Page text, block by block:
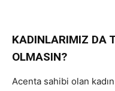
KADINLARIMIZ DA
OLMASIN?
Acenta sahibi olan